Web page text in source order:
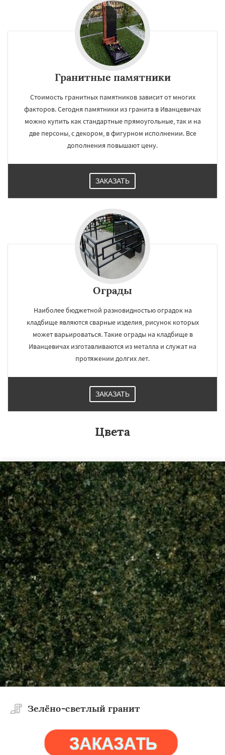
Гранитные памятники
Стоимость гранитных памятников зависит от многих
факторов. Сегодня памятники из гранита в Иванцевичах
можно купить как стандартные прямоугольные, так и на
две персоны, с декором, в фигурном исполнении. Все
дополнения повышают цену.
ЗАКАЗАТЬ
Ограды
Наиболее бюджетной разновидностью оградок на
кладбище являются сварные изделия, рисунок которых
может варьироваться. Такие ограды на кладбище в
Иванцевичах изготавливаются из металла и служат на
протяжении долгих лет.
ЗАКАЗАТЬ
Цвета
Зелёно-светлый гранит